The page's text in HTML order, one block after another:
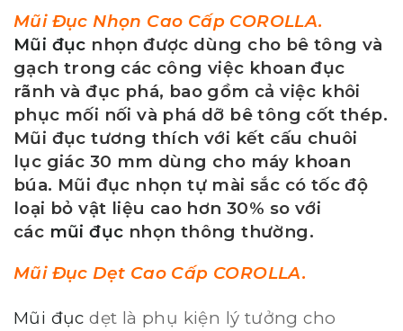
Mũi Đục Nhọn Cao Cấp COROLLA.
Mũi đục nhọn được dùng cho bê tông và
gạch trong các công việc khoan đục
rãnh và đục phá, bao gồm cả việc khôi
phục mối nối và phá dỡ bê tông cốt thép.
Mũi đục tương thích với kết cấu chuôi
lục giác 30 mm dùng cho máy khoan
búa. Mũi đục nhọn tự mài sắc có tốc độ
loại bỏ vật liệu cao hơn 30% so với
các mũi đục nhọn thông thường.
Mũi Đục Dẹt Cao Cấp COROLLA.
Mũi đục dẹt là phụ kiện lý tưởng cho